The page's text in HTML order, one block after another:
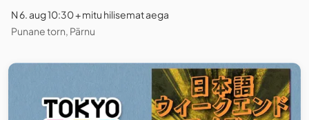
N 6. aug 10:30 + mitu hilisemat aega
Punane torn, Pärnu